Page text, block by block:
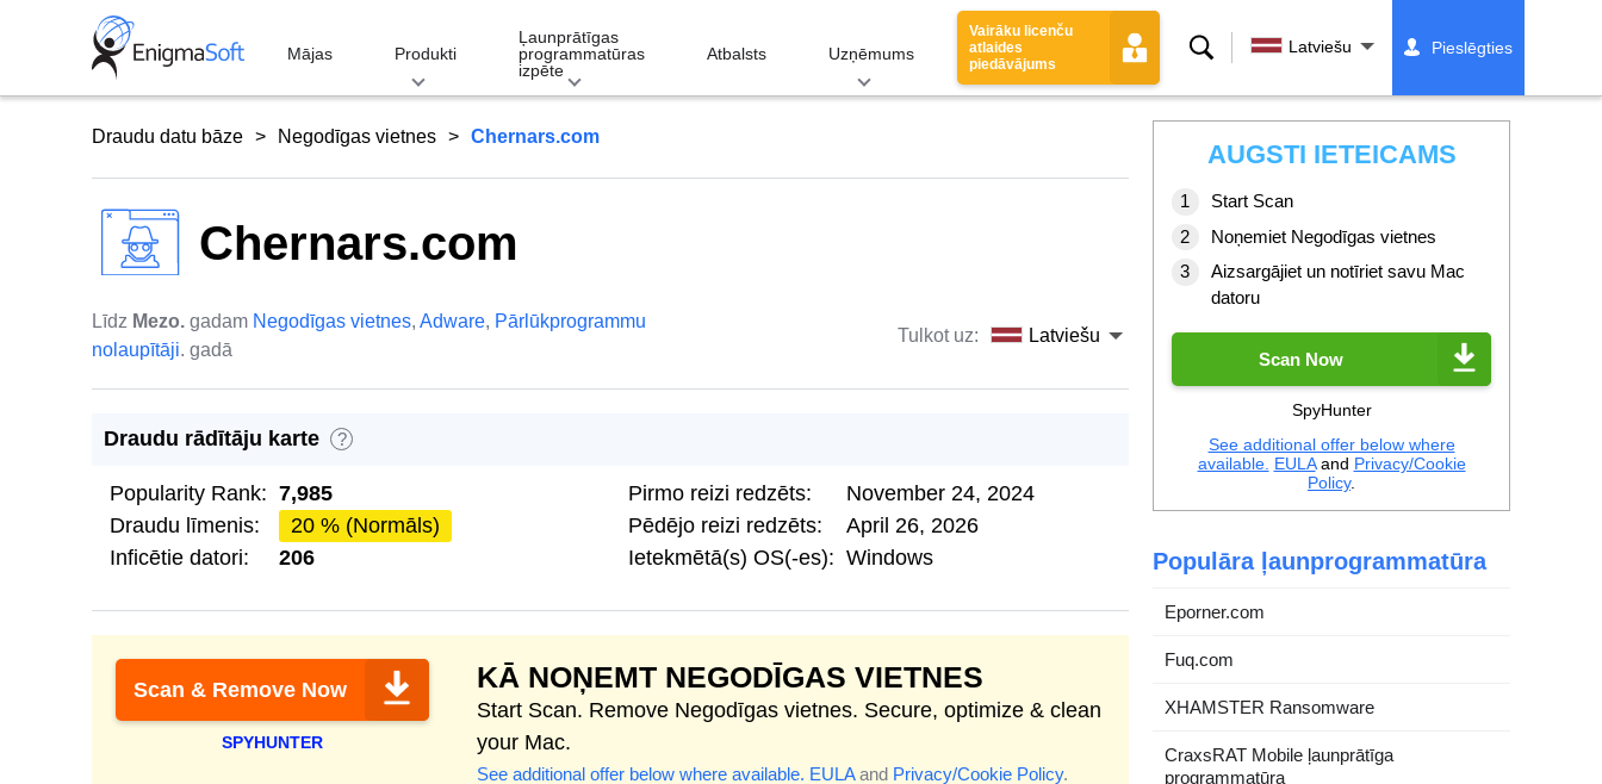
Mājas Produkti
Ļaunprātīgas
programmatūras
izpēte
Atbalsts Uzņēmums
Vairāku licenču
atlaides
piedāvājums
Meklēt Latviešu Pieslēgties
Draudu datu bāze Negodīgas vietnes Chernars.com
Chernars.com
Līdz Mezo. gadam Negodīgas vietnes, Adware, Pārlūkprogrammu
nolaupītāji. gadā
Tulkot uz: Latviešu
Draudu rādītāju karte ?
Popularity Rank: 7,985
Draudu līmenis:
20 % (Normāls)
Inficētie datori:
206
Pirmo reizi redzēts:
November 24, 2024
Pēdējo reizi redzēts:
April 26, 2026
Ietekmētā(s) OS(-es): Windows
Scan & Remove Now
SPYHUNTER
KĀ NOŅEMT NEGODĪGAS VIETNES
Start Scan. Remove Negodīgas vietnes. Secure, optimize & clean
your Mac.
See additional offer below where available. EULAand Privacy/Cookie Policy.
AUGSTI IETEICAMS
Start Scan
Noņemiet Negodīgas vietnes
Aizsargājiet un notīriet savu Mac
datoru
Scan Now
SpyHunter
See additional offer below where
available. EULAand Privacy/Cookie
Policy.
Populāra ļaunprogrammatūra
Eporner.com
Fuq.com
XHAMSTER Ransomware
CraxsRAT Mobile ļaunprātīga
programmatūra